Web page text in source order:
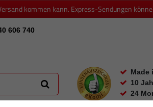
kommen kann. Express-Sendungen
606 740
Made
10
24